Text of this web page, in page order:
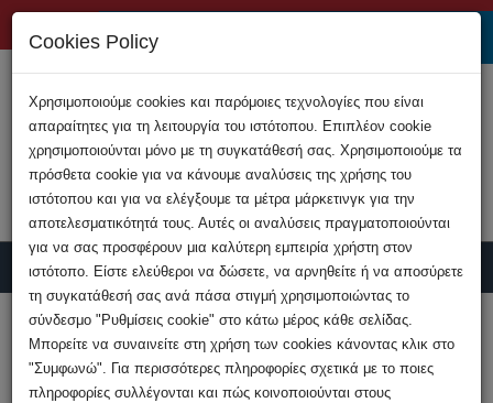
Υποβολή Καταγγελίας
HOME
Εκδηλώσεις
Cookies Policy
Χρησιμοποιούμε cookies και παρόμοιες τεχνολογίες που είναι
απαραίτητες για τη λειτουργία του ιστότοπου. Επιπλέον cookie
χρησιμοποιούνται μόνο με τη συγκατάθεσή σας. Χρησιμοποιούμε τα
πρόσθετα cookie για να κάνουμε αναλύσεις της χρήσης του
ιστότοπου και για να ελέγξουμε τα μέτρα μάρκετινγκ για την
αποτελεσματικότητά τους. Αυτές οι αναλύσεις πραγματοποιούνται
για να σας προσφέρουν μια καλύτερη εμπειρία χρήστη στον
ιστότοπο. Είστε ελεύθεροι να δώσετε, να αρνηθείτε ή να αποσύρετε
τη συγκατάθεσή σας ανά πάσα στιγμή χρησιμοποιώντας το
σύνδεσμο "Ρυθμίσεις cookie" στο κάτω μέρος κάθε σελίδας.
Μπορείτε να συναινείτε στη χρήση των cookies κάνοντας κλικ στο
"Συμφωνώ". Για περισσότερες πληροφορίες σχετικά με το ποιες
πληροφορίες συλλέγονται και πώς κοινοποιούνται στους